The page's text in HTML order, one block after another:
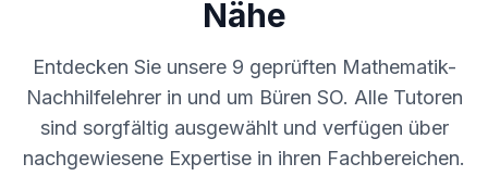
Nähe
Entdecken Sie unsere 9 geprüften Mathematik-
Nachhilfelehrer in und um Büren SO. Alle Tutoren
sind sorgfältig ausgewählt und verfügen über
nachgewiesene Expertise in ihren Fachbereichen.